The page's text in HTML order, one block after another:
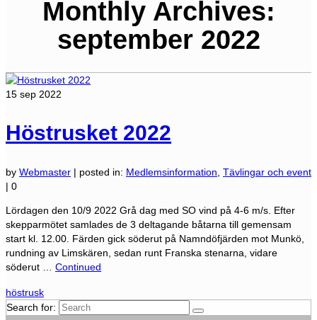
Monthly Archives:
september 2022
15 sep 2022
Höstrusket 2022
by Webmaster | posted in: Medlemsinformation Tävlingar och event
| 0
Lördagen den 10/9 2022 Grå dag med SO vind på 4-6 m/s. Efter
skepparmötet samlades de 3 deltagande båtarna till gemensam
start kl. 12.00. Färden gick söderut på Namndöfjärden mot Munkö,
rundning av Limskären, sedan runt Franska stenarna, vidare
söderut … Continued
höstrusk
Search for: